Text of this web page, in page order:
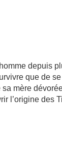
depuis
que de
mère
l’origine des